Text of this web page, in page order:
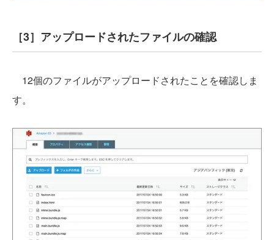
［3］アップロードされたファイルの確認
12個のファイルがアップロードされたことを確認しま
す。